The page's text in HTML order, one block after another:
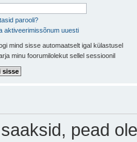
parooli?
aktiveerimissõnum uuesti
mind sisse automaatselt igal külastusel
minu foorumilolekut sellel sessioonil
pead